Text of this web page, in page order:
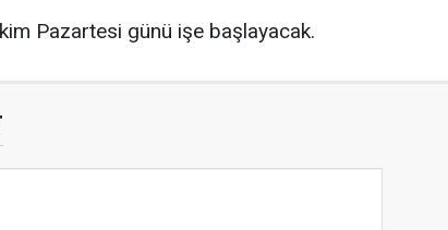
Pazartesi günü işe başlayacak.